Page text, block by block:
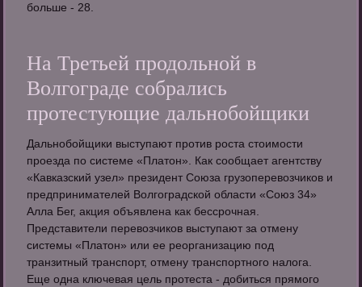
больше - 28.
На Третьей продольной в
Волгограде собрались
протестующие дальнобойщики
Дальнобойщики выступают против роста стоимости
проезда по системе «Платон». Как сообщает агентству
«Кавказский узел» президент Союза грузоперевозчиков и
предпринимателей Волгоградской области «Союз 34»
Алла Бег, акция объявлена как бессрочная.
Представители перевозчиков выступают за отмену
системы «Платон» или ее реорганизацию под
транзитный транспорт, отмену транспортного налога.
Еще одна ключевая цель протеста - добиться прямого